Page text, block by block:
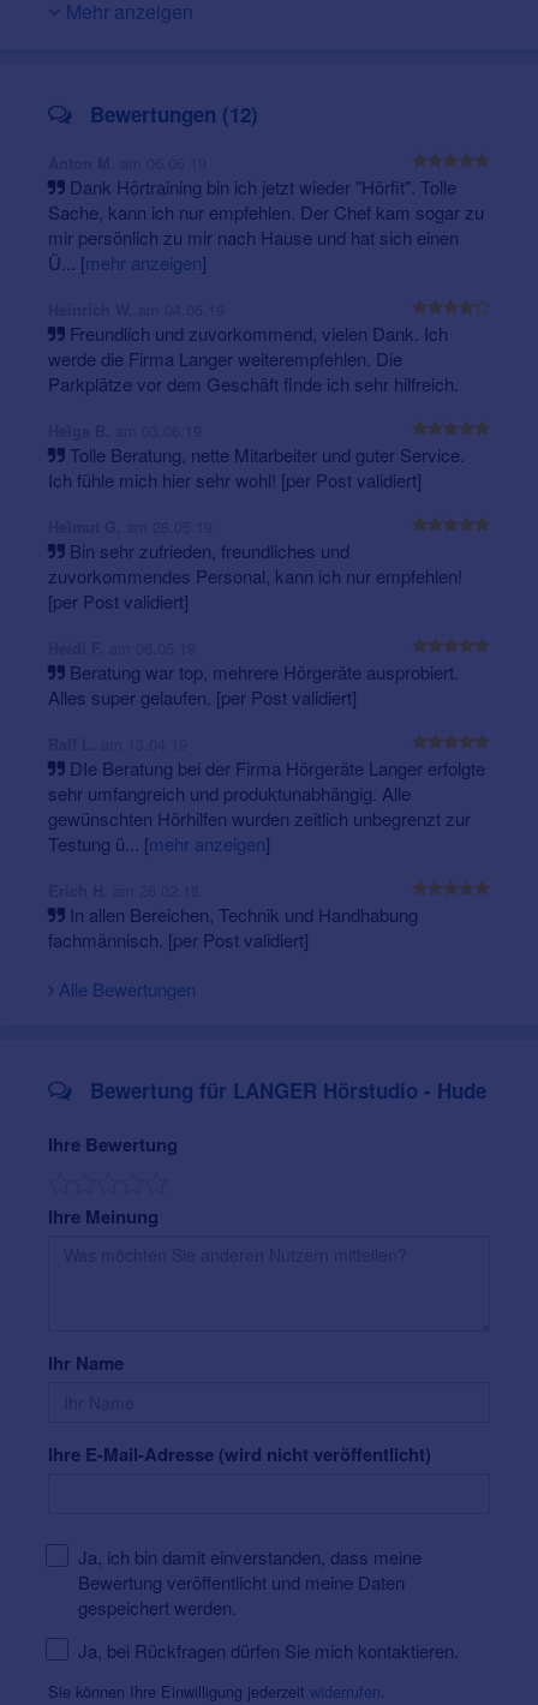
präqualifiziertund
Mehr anzeigen
Bewertungen (12)
Dank Hörtraining bin ich jetzt wieder "Hörfit". Tolle
Sache, kann ich nur empfehlen. Der Chef kam sogar zu
mir persönlich zu mir nach Hause und hat sich einen
Ü... [mehr anzeigen]
Freundlich und zuvorkommend, vielen Dank. Ich
werde die Firma Langer weiterempfehlen. Die
Parkplätze vor dem Geschäft finde ich sehr hilfreich.
Tolle Beratung, nette Mitarbeiter und guter Service.
Ich fühle mich hier sehr wohl! [per Post validiert]
Bin sehr zufrieden, freundliches und
zuvorkommendes Personal, kann ich nur empfehlen!
[per Post validiert]
Beratung war top, mehrere Hörgeräte ausprobiert.
Alles super gelaufen. [per Post validiert]
DIe Beratung bei der Firma Hörgeräte Langer erfolgte
sehr umfangreich und produktunabhängig. Alle
gewünschten Hörhilfen wurden zeitlich unbegrenzt zur
Testung ü... [mehr anzeigen]
In allen Bereichen, Technik und Handhabung
fachmännisch. [per Post validiert]
Alle Bewertungen
Bewertung für LANGER Hörstudio - Hude
Ihre Bewertung
Ihre Meinung
Ihr Name
Ihre E-Mail-Adresse (wird nicht veröffentlicht)
Ja, ich bin damit einverstanden, dass meine
Bewertung veröffentlicht und meine Daten
gespeichert werden.
Ja, bei Rückfragen dürfen Sie mich kontaktieren.
Sie können Ihre Einwilligung jederzeit widerrufen.